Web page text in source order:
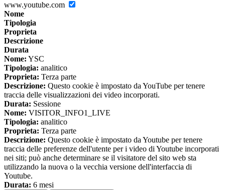
www.youtube.com
Nome
Tipologia
Proprieta
Descrizione
Durata
Nome: YSC
Tipologia: analitico
Proprieta: Terza parte
Descrizione: Questo cookie è impostato da YouTube per tenere
traccia delle visualizzazioni dei video incorporati.
Durata: Sessione
Nome: VISITOR_INFO1_LIVE
Tipologia: analitico
Proprieta: Terza parte
Descrizione: Questo cookie è impostato da Youtube per tenere
traccia delle preferenze dell'utente per i video di Youtube incorporati
nei siti; può anche determinare se il visitatore del sito web sta
utilizzando la nuova o la vecchia versione dell'interfaccia di
Youtube.
Durata: 6 mesi